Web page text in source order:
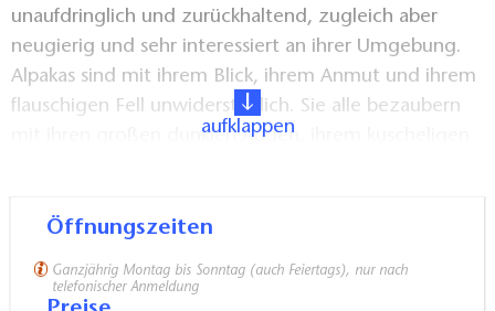
unaufdringlich und zurückhaltend, zugleich aber
neugierig und sehr interessiert an ihrer Umgebung.
Alpakas sind mit ihrem Blick, ihrem Anmut und ihrem
flauschigen Fell unwiderstehlich. Sie alle bezaubern
mit ihren großen dunklen Augen, ihrem kuscheligen
Terminvereinbarungen sind nach telefonischer
aufklappen
Öffnungszeiten
Ganzjährig Montag bis Sonntag (auch Feiertags), nur nach
telefonischer Anmeldung